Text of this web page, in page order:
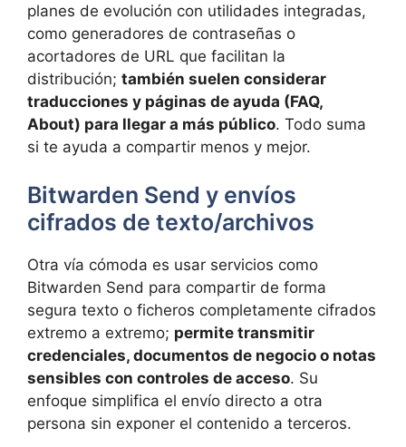
planes de evolución con utilidades integradas,
como generadores de contraseñas o
acortadores de URL que facilitan la
distribución; también suelen considerar
traducciones y páginas de ayuda (FAQ,
About) para llegar a más público. Todo suma
si te ayuda a compartir menos y mejor.
Bitwarden Send y envíos
cifrados de texto/archivos
Otra vía cómoda es usar servicios como
Bitwarden Send para compartir de forma
segura texto o ficheros completamente cifrados
extremo a extremo; permite transmitir
credenciales, documentos de negocio o notas
sensibles con controles de acceso. Su
enfoque simplifica el envío directo a otra
persona sin exponer el contenido a terceros.